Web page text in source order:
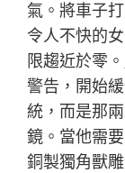
氣。將車子
令人不快的
限趨近於零
警告，開始
統，而是那
鏡。當他需
銅製獨角獸